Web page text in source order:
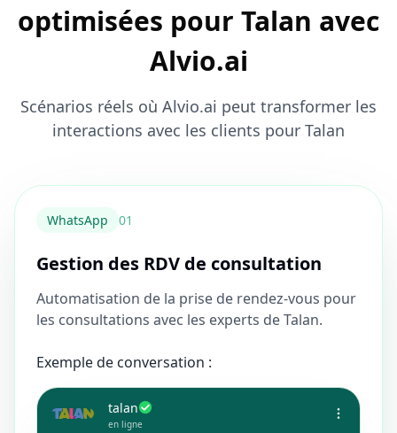
optimisées pour Talan avec
Alvio.ai
Scénarios réels où Alvio.ai peut transformer les
interactions avec les clients pour Talan
WhatsApp 01
Gestion des RDV de consultation
Automatisation de la prise de rendez-vous pour
les consultations avec les experts de Talan.
Exemple de conversation :
talan
en ligne